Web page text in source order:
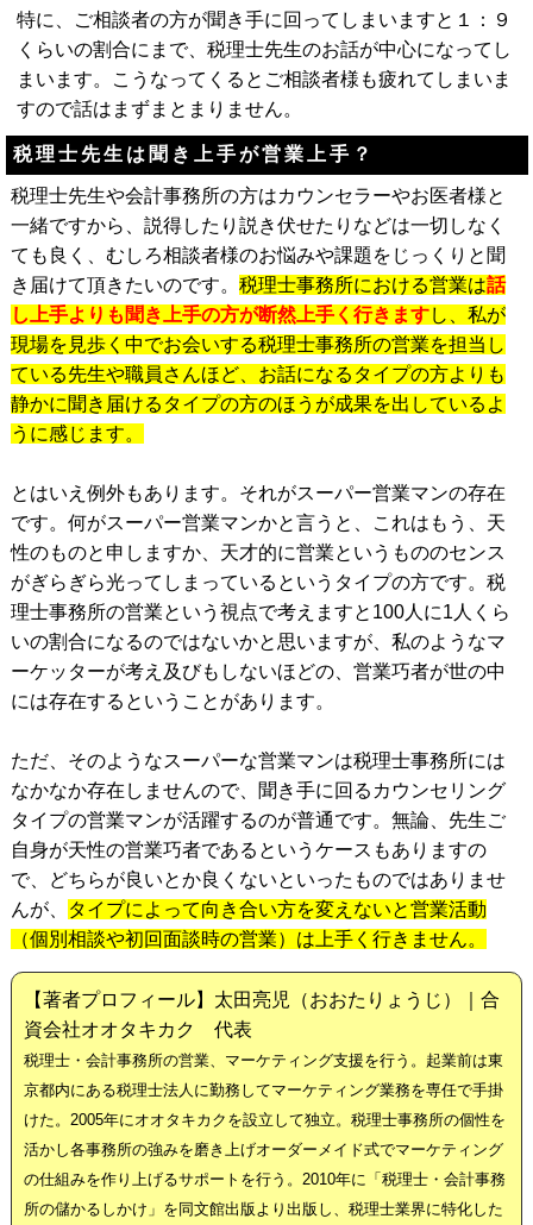
特に、ご相談者の方が聞き手に回ってしまいますと１：９
くらいの割合にまで、税理士先生のお話が中心になってし
まいます。こうなってくるとご相談者様も疲れてしまいま
すので話はまずまとまりません。
税理士先生は聞き上手が営業上手？
税理士先生や会計事務所の方はカウンセラーやお医者様と
一緒ですから、説得したり説き伏せたりなどは一切しなく
ても良く、むしろ相談者様のお悩みや課題をじっくりと聞
き届けて頂きたいのです。 税理士事務所における営業は話
し上手よりも聞き上手の方が断然上手く行きますし、私が
現場を見歩く中でお会いする税理士事務所の営業を担当し
ている先生や職員さんほど、お話になるタイプの方よりも
静かに聞き届けるタイプの方のほうが成果を出しているよ
うに感じます。
とはいえ例外もあります。それがスーパー営業マンの存在
です。何がスーパー営業マンかと言うと、これはもう、天
性のものと申しますか、天才的に営業というもののセンス
がぎらぎら光ってしまっているというタイプの方です。税
理士事務所の営業という視点で考えますと100人に1人くら
いの割合になるのではないかと思いますが、私のようなマ
ーケッターが考え及びもしないほどの、営業巧者が世の中
には存在するということがあります。
ただ、そのようなスーパーな営業マンは税理士事務所には
なかなか存在しませんので、聞き手に回るカウンセリング
タイプの営業マンが活躍するのが普通です。無論、先生ご
自身が天性の営業巧者であるというケースもありますの
で、どちらが良いとか良くないといったものではありませ
んが、
タイプによって向き合い方を変えないと営業活動
（個別相談や初回面談時の営業）は上手く行きません。
【著者プロフィール】太田亮児（おおたりょうじ）｜合
資会社オオタキカク 代表
税理士・会計事務所の営業、マーケティング支援を行う。起業前は東
京都内にある税理士法人に勤務してマーケティング業務を専任で手掛
けた。2005年にオオタキカクを設立して独立。税理士事務所の個性を
活かし各事務所の強みを磨き上げオーダーメイド式でマーケティング
の仕組みを作り上げるサポートを行う。2010年に「税理士・会計事務
所の儲かるしかけ」を同文館出版より出版し、税理士業界に特化した